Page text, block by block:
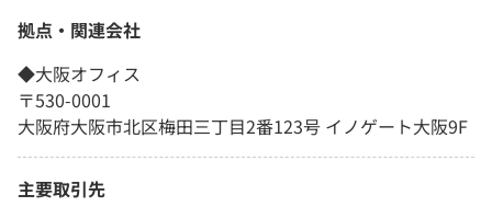
拠点・関連会社
◆大阪オフィス
〒530-0001
大阪府大阪市北区梅田三丁目2番123号 イノゲート大阪9F
主要取引先